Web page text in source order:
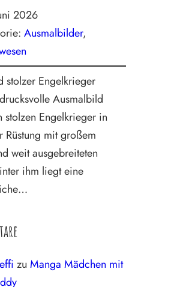
2026
Ausmalbilder
stolzer Engelkrieger
Ausmalbild
stolzen Engelkrieger in
Rüstung mit großem
weit ausgebreiteten
ihm liegt eine
zu Manga Mädchen mit